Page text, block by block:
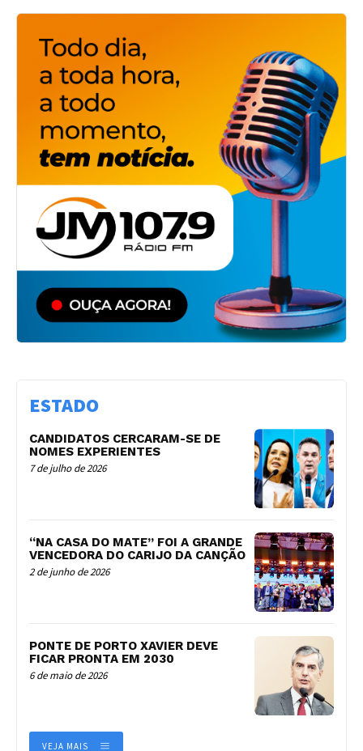
ESTADO
CANDIDATOS CERCARAM-SE DE
NOMES EXPERIENTES
7 de julho de 2026
“NA CASA DO MATE” FOI A GRANDE
VENCEDORA DO CARIJO DA CANÇÃO
2 de junho de 2026
PONTE DE PORTO XAVIER DEVE
FICAR PRONTA EM 2030
6 de maio de 2026
VEJA MAIS